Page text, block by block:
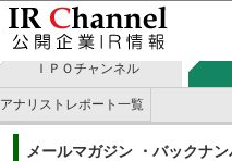
ＩＰＯチャンネル
アナリストレポート一覧
メールマガジン ・バック